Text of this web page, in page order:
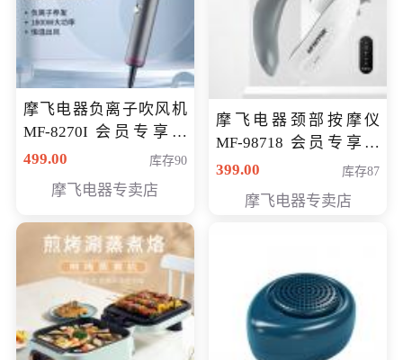
摩飞电器负离子吹风机
MF-8270I 会员专享价
369元
499.00 库存90
摩飞电器专卖店
摩飞电器颈部按摩仪
MF-98718 会员专享价
299元
399.00 库存87
摩飞电器专卖店